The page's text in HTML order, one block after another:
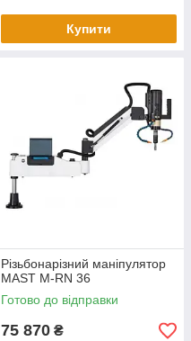
Купити
Різьбонарізний маніпулятор
MAST M-RN 36
Готово до відправки
75 870 ₴